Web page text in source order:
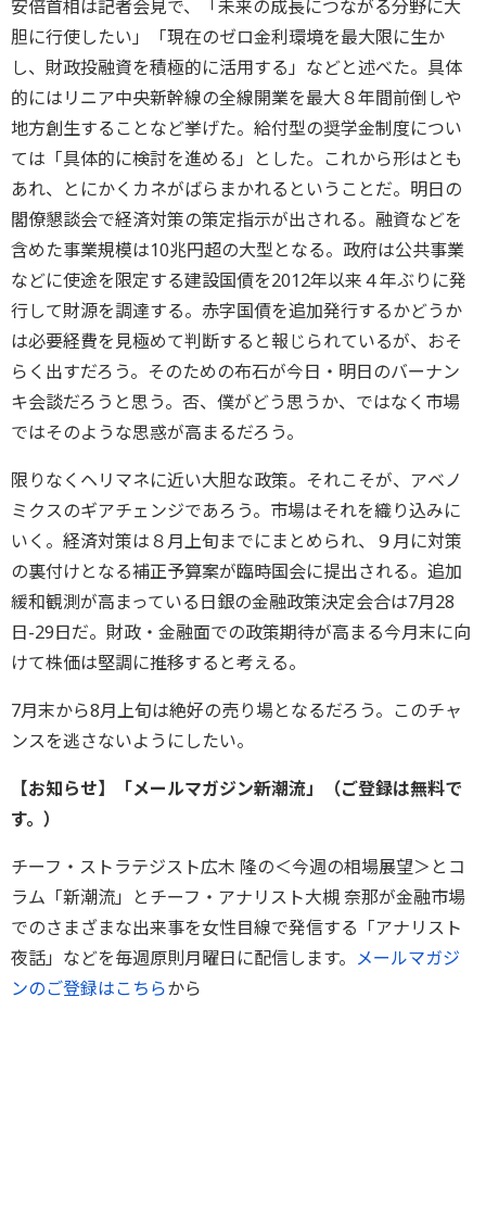
安倍首相は記者会見で、「未来の成長につながる分野に大
胆に行使したい」「現在のゼロ金利環境を最大限に生か
し、財政投融資を積極的に活用する」などと述べた。具体
的にはリニア中央新幹線の全線開業を最大８年間前倒しや
地方創生することなど挙げた。給付型の奨学金制度につい
ては「具体的に検討を進める」とした。これから形はとも
あれ、とにかくカネがばらまかれるということだ。明日の
閣僚懇談会で経済対策の策定指示が出される。融資などを
含めた事業規模は10兆円超の大型となる。政府は公共事業
などに使途を限定する建設国債を2012年以来４年ぶりに発
行して財源を調達する。赤字国債を追加発行するかどうか
は必要経費を見極めて判断すると報じられているが、おそ
らく出すだろう。そのための布石が今日・明日のバーナン
キ会談だろうと思う。否、僕がどう思うか、ではなく市場
ではそのような思惑が高まるだろう。
限りなくヘリマネに近い大胆な政策。それこそが、アベノ
ミクスのギアチェンジであろう。市場はそれを織り込みに
いく。経済対策は８月上旬までにまとめられ、９月に対策
の裏付けとなる補正予算案が臨時国会に提出される。追加
緩和観測が高まっている日銀の金融政策決定会合は7月28
日-29日だ。財政・金融面での政策期待が高まる今月末に向
けて株価は堅調に推移すると考える。
7月末から8月上旬は絶好の売り場となるだろう。このチャ
ンスを逃さないようにしたい。
【お知らせ】「メールマガジン新潮流」（ご登録は無料で
す。）
チーフ・ストラテジスト広木 隆の＜今週の相場展望＞とコ
ラム「新潮流」とチーフ・アナリスト大槻 奈那が金融市場
でのさまざまな出来事を女性目線で発信する「アナリスト
夜話」などを毎週原則月曜日に配信します。 メールマガジ
ンのご登録はこちらから